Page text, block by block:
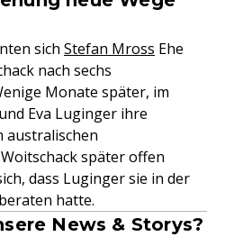
sich Stefan Mross Ehe
nach sechs
Monate später, im
Eva Luginger ihre
australischen
später offen
dass Luginger sie in der
hatte.
News & Storys?